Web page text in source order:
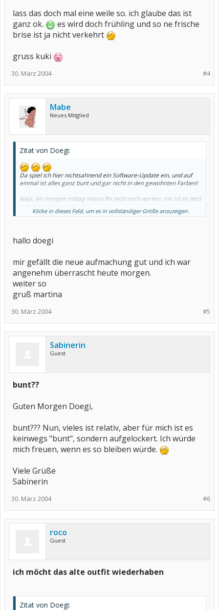
lass das doch mal eine weile so. ich glaube das ist
ganz ok.
es wird doch frühling und so ne frische
brise ist ja nicht verkehrt
gruss kuki
#4
30. März 2004
Mabe
Neues Mitglied
Zitat von Doegi:
Da spiel ich hier nichtsahnend ein Software-Update ein, und auf
einmal ist alles ganz bunt und gar nicht in den gewohnten Farben!
Naja, bis morgen mittag müsst Ihr jetzt noch warten, mir ist es jetzt
Klicke in dieses Feld, um es in vollständiger Größe anzuzeigen.
hallo doegi
mir gefällt die neue aufmachung gut und ich war
angenehm überrascht heute morgen.
weiter so
gruß martina
#5
30. März 2004
Sabinerin
Guest
bunt??
Guten Morgen Doegi,
bunt??? Nun, vieles ist relativ, aber für mich ist es
keinwegs "bunt", sondern aufgelockert. Ich würde
mich freuen, wenn es so bleiben würde.
Viele Grüße
Sabinerin
#6
30. März 2004
roco
Guest
ich möcht das alte outfit wiederhaben
Zitat von Doegi: